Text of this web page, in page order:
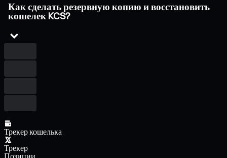
Как сделать резервную копию и восстановить
кошелек KCS?
Трекер кошелька
Трекер